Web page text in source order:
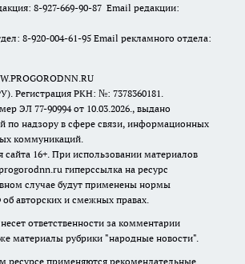
8-927-669-90-87 Email редакции:
8-920-004-61-95 Email рекламного отдела:
Регистрация РКН: №: 7378360181.
ЭЛ 77-90994 от 10.03.2026., выдано
по надзору в сфере связи, информационных
коммуникаций.
сайта 16+. При использовании материалов
гиперссылка на ресурс
случае будут применены нормы
об авторских и смежных правах.
ответственности за комментарии
материалы рубрики "народные новости".
применяются рекомендательные